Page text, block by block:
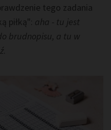
tego zadania
piłką": aha - tu jest
brudnopisu, a tu w